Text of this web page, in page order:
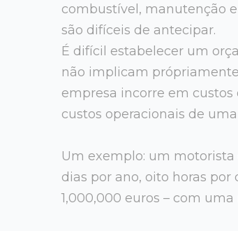
combustível, manutenção e
são difíceis de antecipar.
É difícil estabelecer um
não implicam
empresa incorre em
custos operacionais de
Um exemplo: um
dias por ano, oito horas
1,000,000 euros – com